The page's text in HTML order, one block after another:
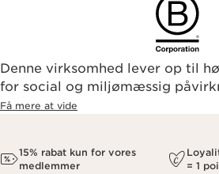
Denne virksomhed lever op til
for social og miljømæssig
Få mere at vide
15% rabat kun for vores
medlemmer
= 1